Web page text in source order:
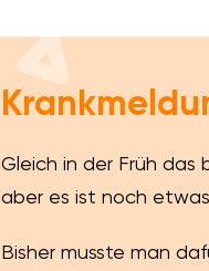
Gleich in der Früh
aber es ist noch
Bisher musste man